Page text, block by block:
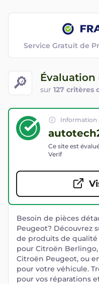
🔎 sur 127 critères
Service Gratuit de
Information
Ce site est
Verif
Besoin de pièces
Peugeot? Découvrez
de produits de
pour Citroën
Citroën Peugeot, ou
pour votre véhicule.
pour vos réparations